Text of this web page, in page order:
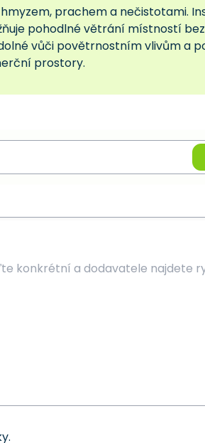
prachem a nečistotami.
pohodlné větrání místností
vůči povětrnostním vlivům a
prostory.